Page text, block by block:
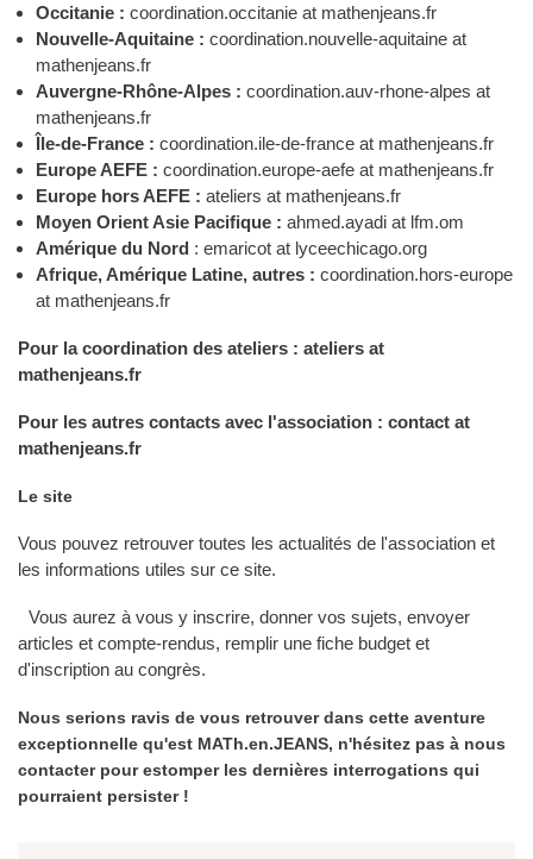
Occitanie : coordination.occitanie at mathenjeans.fr
Nouvelle-Aquitaine : coordination.nouvelle-aquitaine at
mathenjeans.fr
Auvergne-Rhône-Alpes : coordination.auv-rhone-alpes at
mathenjeans.fr
Île-de-France : coordination.ile-de-france at mathenjeans.fr
Europe AEFE : coordination.europe-aefe at mathenjeans.fr
Europe hors AEFE : ateliers at mathenjeans.fr
Moyen Orient Asie Pacifique : ahmed.ayadi at lfm.om
Amérique du Nord : emaricot at lyceechicago.org
Afrique, Amérique Latine, autres : coordination.hors-europe
at mathenjeans.fr
Pour la coordination des ateliers : ateliers at
mathenjeans.fr
Pour les autres contacts avec l'association : contact at
mathenjeans.fr
Le site
Vous pouvez retrouver toutes les actualités de l'association et
les informations utiles sur ce site.
Vous aurez à vous y inscrire, donner vos sujets, envoyer
articles et compte-rendus, remplir une fiche budget et
d'inscription au congrès.
Nous serions ravis de vous retrouver dans cette aventure
exceptionnelle qu'est MATh.en.JEANS, n'hésitez pas à nous
contacter pour estomper les dernières interrogations qui
pourraient persister !